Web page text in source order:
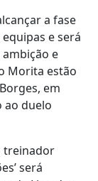
a fase
e será
e
Morita estão
em
ao duelo
treinador
será